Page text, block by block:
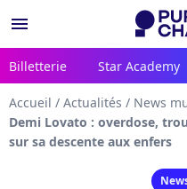
menu
Billetterie Star Academy
Accueil / Actualités / News
Demi Lovato : overdose,
sur sa descente aux enfers